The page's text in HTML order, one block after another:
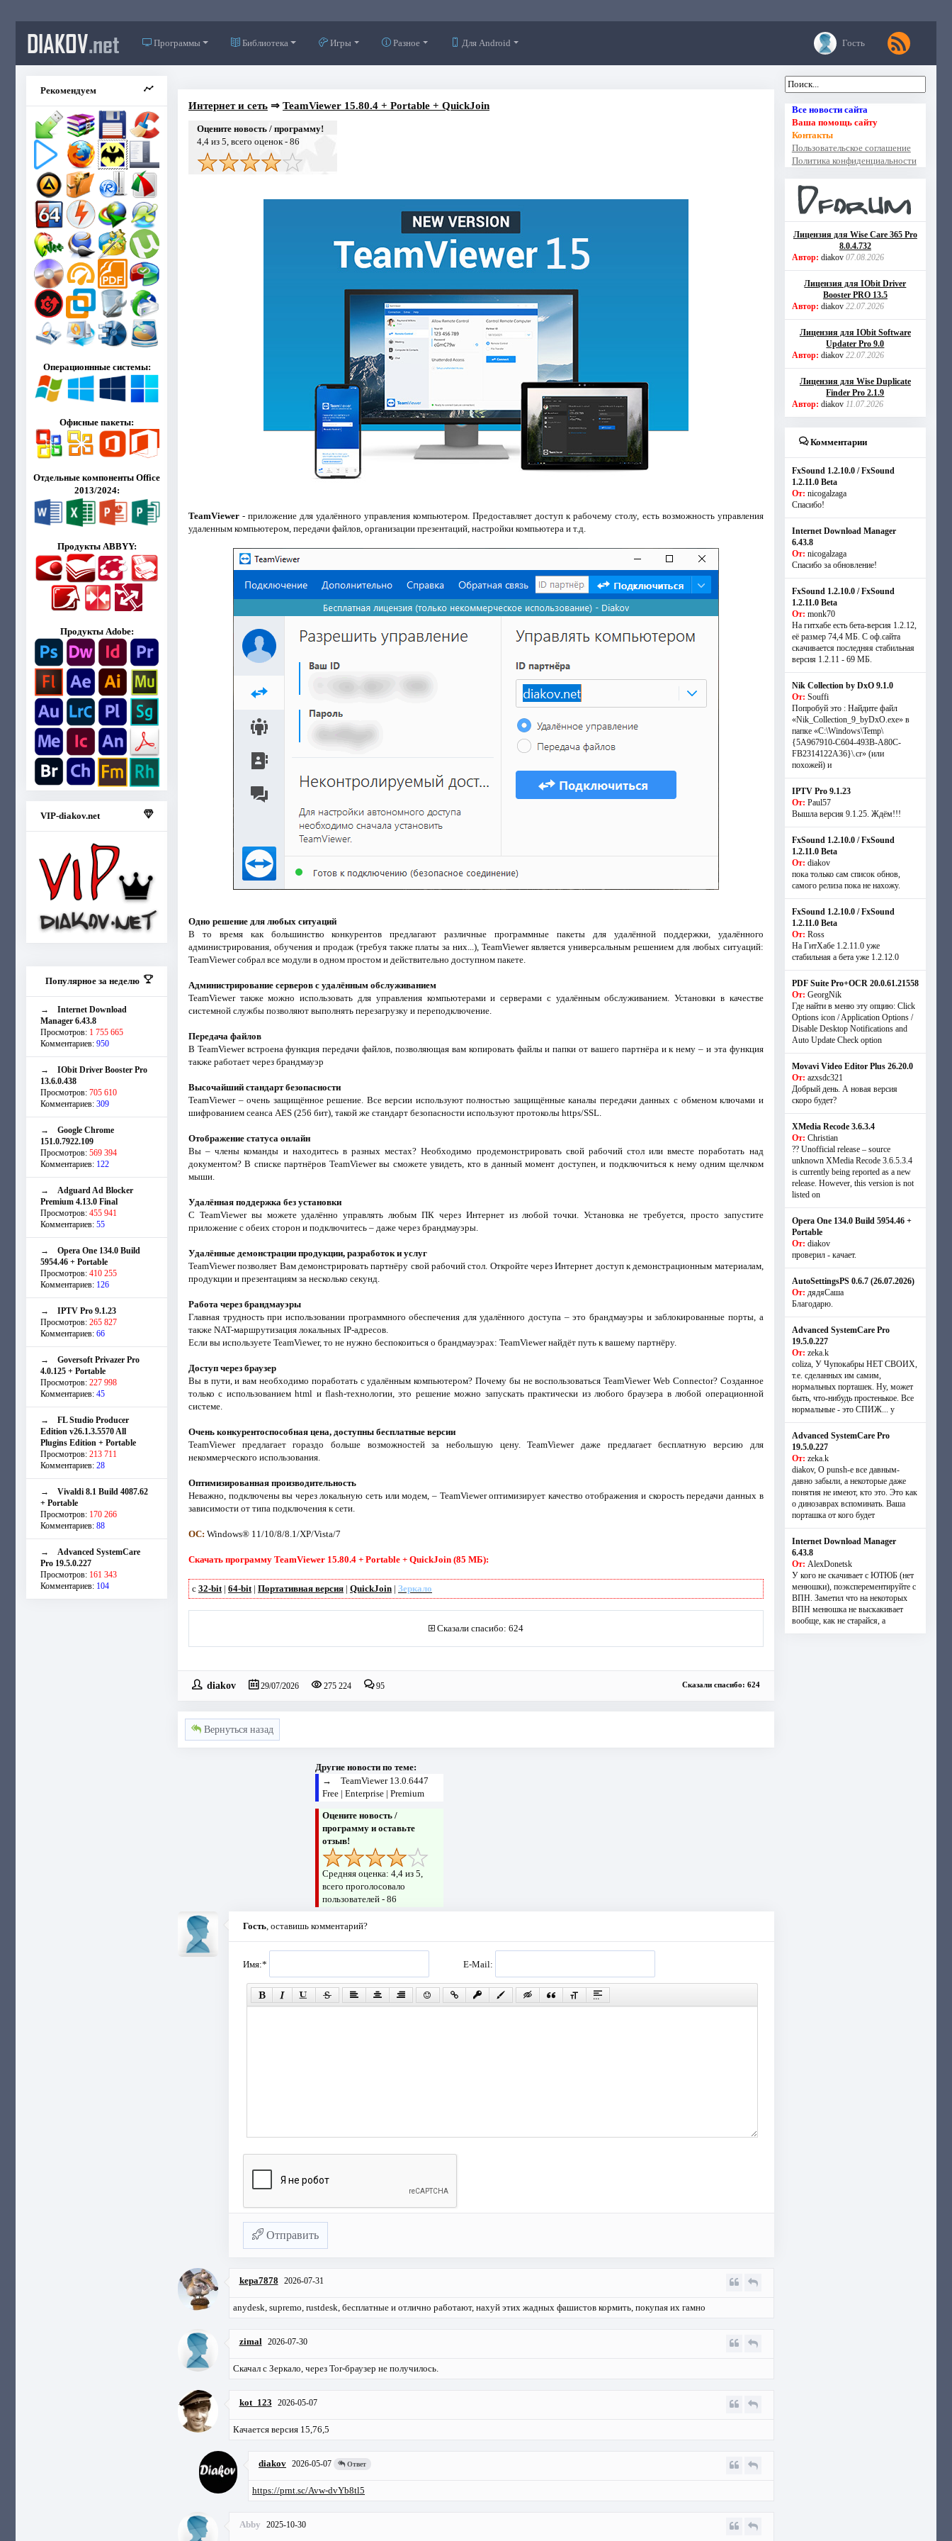
DIAKOV.net Программы Библиотека Игры Разное Для Android Гость
Рекомендуем
Операционнные системы:
Офисные пакеты:
Отдельные компоненты Office
2013/2024:
Продукты ABBYY:
Продукты Adobe:
VIP-diakov.net
Популярное за неделю
→ Internet Download
Manager 6.43.8
Просмотров: 1 755 665
Комментариев: 950
→ IObit Driver Booster Pro
13.6.0.438
Просмотров: 705 610
Комментариев: 309
→ Google Chrome
151.0.7922.109
Просмотров: 569 394
Комментариев: 122
→ Adguard Ad Blocker
Premium 4.13.0 Final
Просмотров: 455 941
Комментариев: 55
→ Opera One 134.0 Build
5954.46 + Portable
Просмотров: 410 255
Комментариев: 126
→ IPTV Pro 9.1.23
Просмотров: 265 827
Комментариев: 66
→ Goversoft Privazer Pro
4.0.125 + Portable
Просмотров: 227 998
Комментариев: 45
→ FL Studio Producer
Edition v26.1.3.5570 All
Plugins Edition + Portable
Просмотров: 213 711
Комментариев: 28
→ Vivaldi 8.1 Build 4087.62
+ Portable
Просмотров: 170 266
Комментариев: 88
→ Advanced SystemCare
Pro 19.5.0.227
Просмотров: 161 343
Комментариев: 104
Интернет и сеть⇒ TeamViewer 15.80.4 + Portable + QuickJoin
Оцените новость / программу!
4,4из 5, всего оценок - 86
TeamViewer- приложение для удалённого управления компьютером. Предоставляет доступ к рабочему столу, есть возможность управления
удаленным компьютером, передачи файлов, организации презентаций, настройки компьютера и т.д.
Одно решение для любых ситуаций
В то время как большинство конкурентов предлагают различные программные пакеты для удалённой поддержки, удалённого
администрирования, обучения и продаж (требуя также платы за них...), TeamViewer является универсальным решением для любых ситуаций:
TeamViewer собрал все модули в одном простом и действительно доступном пакете.
Администрирование серверов с удалённым обслуживанием
TeamViewer также можно использовать для управления компьютерами и серверами с удалённым обслуживанием. Установки в качестве
системной службы позволяют выполнять перезагрузку и переподключение.
Передача файлов
В TeamViewer встроена функция передачи файлов, позволяющая вам копировать файлы и папки от вашего партнёра и к нему – и эта функция
также работает через брандмауэр
Высочайший стандарт безопасности
TeamViewer – очень защищённое решение. Все версии используют полностью защищённые каналы передачи данных с обменом ключами и
шифрованием сеанса AES (256 бит), такой же стандарт безопасности используют протоколы https/SSL.
Отображение статуса онлайн
Вы – члены команды и находитесь в разных местах? Необходимо продемонстрировать свой рабочий стол или вместе поработать над
документом? В списке партнёров TeamViewer вы сможете увидеть, кто в данный момент доступен, и подключиться к нему одним щелчком
мыши.
Удалённая поддержка без установки
С TeamViewer вы можете удалённо управлять любым ПК через Интернет из любой точки. Установка не требуется, просто запустите
приложение с обеих сторон и подключитесь – даже через брандмауэры.
Удалённые демонстрации продукции, разработок и услуг
TeamViewer позволяет Вам демонстрировать партнёру свой рабочий стол. Откройте через Интернет доступ к демонстрационным материалам,
продукции и презентациям за несколько секунд.
Работа через брандмауэры
Главная трудность при использовании программного обеспечения для удалённого доступа – это брандмауэры и заблокированные порты, а
также NAT-маршрутизация локальных IP-адресов.
Если вы используете TeamViewer, то не нужно беспокоиться о брандмауэрах: TeamViewer найдёт путь к вашему партнёру.
Доступ через браузер
Вы в пути, и вам необходимо поработать с удалённым компьютером? Почему бы не воспользоваться TeamViewer Web Connector? Созданное
только с использованием html и flash-технологии, это решение можно запускать практически из любого браузера в любой операционной
системе.
Очень конкурентоспособная цена, доступны бесплатные версии
TeamViewer предлагает гораздо больше возможностей за небольшую цену. TeamViewer даже предлагает бесплатную версию для
некоммерческого использования.
Оптимизированная производительность
Неважно, подключены вы через локальную сеть или модем, – TeamViewer оптимизирует качество отображения и скорость передачи данных в
зависимости от типа подключения к сети.
ОС: Windows® 11/10/8/8.1/XP/Vista/7
Скачать программу TeamViewer 15.80.4 + Portable + QuickJoin (85 МБ):
с 32-bit| 64-bit| Портативная версия| QuickJoin| Зеркало
Сказали спасибо: 624
diakov 29/07/2026 275 224 95 Сказали спасибо: 624
Вернуться назад
Другие новости по теме:
→TeamViewer 13.0.6447
Free | Enterprise | Premium
Оцените новость /
программу и оставьте
отзыв!
Средняя оценка:4,4 из 5,
всего проголосовало
пользователей -86
Гость, оставишь комментарий?
Имя:* E-Mail:
Отправить
kepa7878 2026-07-31
anydesk, supremo, rustdesk, бесплатные и отлично работают, нахуй этих жадных фашистов кормить, покупая их гамно
zimal 2026-07-30
Скачал с Зеркало, через Tor-браузер не получилось.
kot_123 2026-05-07
Качается версия 15,76,5
diakov 2026-05-07 Ответ
https://prnt.sc/Avw-dvYb8tl5
Abby 2025-10-30
Все новости сайта
Ваша помощь сайту
Контакты
Пользовательское соглашение
Политика конфиденциальности
Лицензия для Wise Care 365 Pro
8.0.4.732
Автор: diakov 07.08.2026
Лицензия для IObit Driver
Booster PRO 13.5
Автор: diakov 22.07.2026
Лицензия для IObit Software
Updater Pro 9.0
Автор: diakov 22.07.2026
Лицензия для Wise Duplicate
Finder Pro 2.1.9
Автор: diakov 11.07.2026
Комментарии
FxSound 1.2.10.0 / FxSound
1.2.11.0 Beta
От: nicogalzaga
Спасибо!
Internet Download Manager
6.43.8
От: nicogalzaga
Спасибо за обновление!
FxSound 1.2.10.0 / FxSound
1.2.11.0 Beta
От: monk70
На гитхабе есть бета-версия 1.2.12,
её размер 74,4 МБ. С оф.сайта
скачивается последняя стабильная
версия 1.2.11 - 69 МБ.
Nik Collection by DxO 9.1.0
От: Souffi
Попробуй это : Найдите файл
«Nik_Collection_9_byDxO.exe» в
папке «C:\Windows\Temp\
{5A967910-C604-493B-A80C-
FB2314122A36}\.cr» (или
похожей) и
IPTV Pro 9.1.23
От: Paul57
Вышла версия 9.1.25. Ждём!!!
FxSound 1.2.10.0 / FxSound
1.2.11.0 Beta
От: diakov
пока только сам список обнов,
самого релиза пока не нахожу.
FxSound 1.2.10.0 / FxSound
1.2.11.0 Beta
От: Ross
На ГитХабе 1.2.11.0 уже
стабильная а бета уже 1.2.12.0
PDF Suite Pro+OCR 20.0.61.21558
От: GeorgNik
Где найти в меню эту опцию: Click
Options icon / Application Options /
Disable Desktop Notifications and
Auto Update Check option
Movavi Video Editor Plus 26.20.0
От: azxsdc321
Добрый день. А новая версия
скоро будет?
XMedia Recode 3.6.3.4
От: Christian
?? Unofficial release – source
unknown XMedia Recode 3.6.5.3.4
is currently being reported as a new
release. However, this version is not
listed on
Opera One 134.0 Build 5954.46 +
Portable
От: diakov
проверил - качает.
AutoSettingsPS 0.6.7 (26.07.2026)
От: дядяСаша
Благодарю.
Advanced SystemCare Pro
19.5.0.227
От: zeka.k
coliza, У Чупокабры НЕТ СВОИХ,
т.е. сделанных им самим,
нормальных порташек. Ну, может
быть, что-нибудь простенькое. Все
нормальные - это СПИЖ... у
Advanced SystemCare Pro
19.5.0.227
От: zeka.k
diakov, О punsh-е все давным-
давно забыли, а некоторые даже
понятия не имеют, кто это. Это как
о динозаврах вспоминать. Ваша
порташка от кого будет
Internet Download Manager
6.43.8
От: AlexDonetsk
У кого не скачивает с ЮТЮБ (нет
менюшки), поэксперементируйте с
ВПН. Заметил что на некоторых
ВПН менюшка не выскакивает
вообще, как не старайся, а